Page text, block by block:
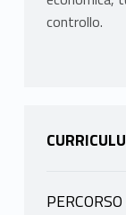
controllo.